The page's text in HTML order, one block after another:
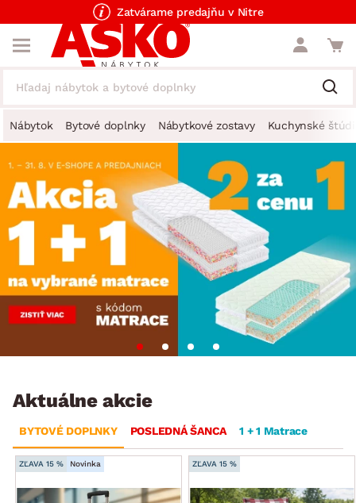
Zatvárame predajňu v Nitre
Nábytok Bytové doplnky Nábytkové zostavy Kuchynské
Aktuálne akcie
BYTOVÉ DOPLNKY POSLEDNÁ ŠANCA 1 + 1 Matrace
ZĽAVA 15 % Novinka ZĽAVA 15 %